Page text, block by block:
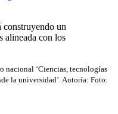
construyendo un
alineada con los
nacional ‘Ciencias, tecnologías
la universidad’. Autoría: Foto: